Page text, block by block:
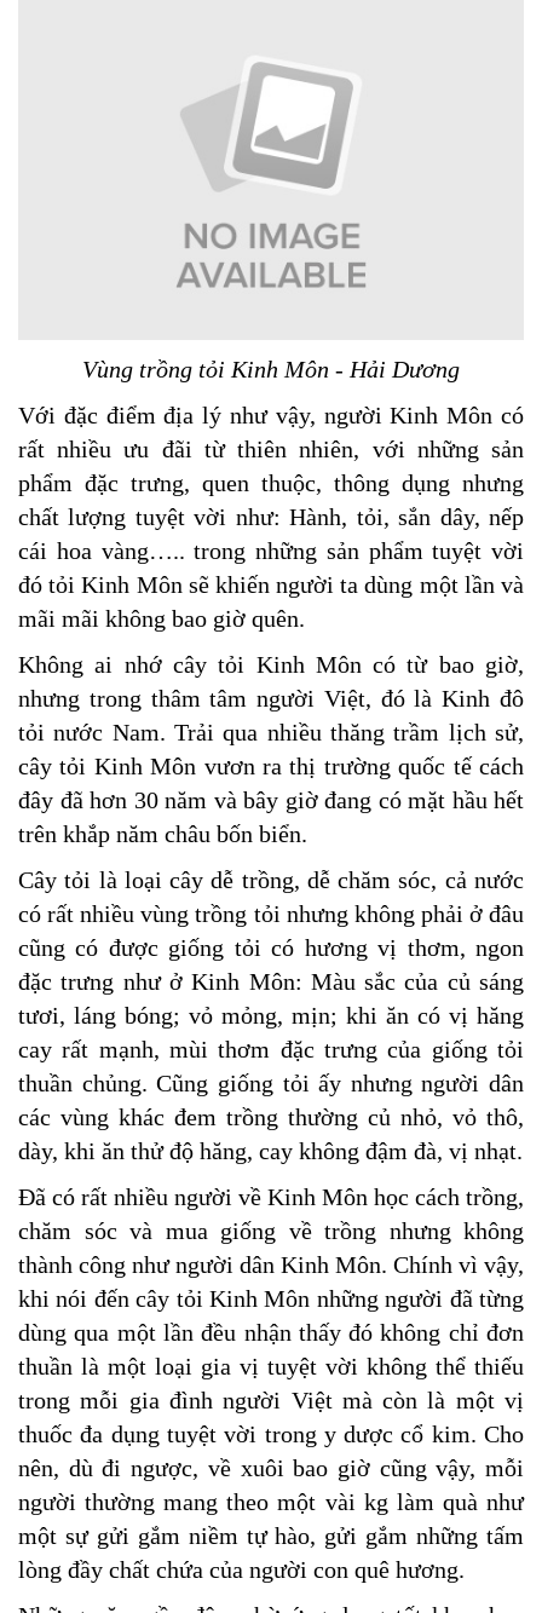
Vùng trồng tỏi Kinh Môn - Hải Dương
Với đặc điểm địa lý như vậy, người Kinh Môn có
rất nhiều ưu đãi từ thiên nhiên, với những sản
phẩm đặc trưng, quen thuộc, thông dụng nhưng
chất lượng tuyệt vời như: Hành, tỏi, sắn dây, nếp
cái hoa vàng….. trong những sản phẩm tuyệt vời
đó tỏi Kinh Môn sẽ khiến người ta dùng một lần và
mãi mãi không bao giờ quên.
Không ai nhớ cây tỏi Kinh Môn có từ bao giờ,
nhưng trong thâm tâm người Việt, đó là Kinh đô
tỏi nước Nam. Trải qua nhiều thăng trầm lịch sử,
cây tỏi Kinh Môn vươn ra thị trường quốc tế cách
đây đã hơn 30 năm và bây giờ đang có mặt hầu hết
trên khắp năm châu bốn biển.
Cây tỏi là loại cây dễ trồng, dễ chăm sóc, cả nước
có rất nhiều vùng trồng tỏi nhưng không phải ở đâu
cũng có được giống tỏi có hương vị thơm, ngon
đặc trưng như ở Kinh Môn: Màu sắc của củ sáng
tươi, láng bóng; vỏ mỏng, mịn; khi ăn có vị hăng
cay rất mạnh, mùi thơm đặc trưng của giống tỏi
thuần chủng. Cũng giống tỏi ấy nhưng người dân
các vùng khác đem trồng thường củ nhỏ, vỏ thô,
dày, khi ăn thử độ hăng, cay không đậm đà, vị nhạt.
Đã có rất nhiều người về Kinh Môn học cách trồng,
chăm sóc và mua giống về trồng nhưng không
thành công như người dân Kinh Môn. Chính vì vậy,
khi nói đến cây tỏi Kinh Môn những người đã từng
dùng qua một lần đều nhận thấy đó không chỉ đơn
thuần là một loại gia vị tuyệt vời không thể thiếu
trong mỗi gia đình người Việt mà còn là một vị
thuốc đa dụng tuyệt vời trong y dược cổ kim. Cho
nên, dù đi ngược, về xuôi bao giờ cũng vậy, mỗi
người thường mang theo một vài kg làm quà như
một sự gửi gắm niềm tự hào, gửi gắm những tấm
lòng đầy chất chứa của người con quê hương.